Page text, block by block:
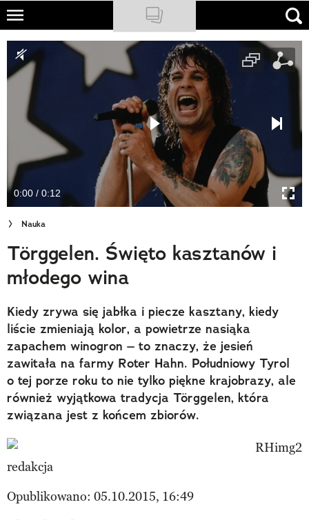
Skip
main
content
NATIONAL GEOGRAPHIC
TRAVELER
PODCASTY
Newsletter
Cuda Polski
Wielki Konkurs Fotograficzny
Trendbook Podróżniczy
Polecane
0:00 / 0:12
Nauka
Törggelen. Święto kasztanów i
młodego wina
​Kiedy zrywa się jabłka i piecze kasztany, kiedy
liście zmieniają kolor, a powietrze nasiąka
zapachem winogron – to znaczy, że jesień
zawitała na farmy Roter Hahn. Południowy Tyrol
o tej porze roku to nie tylko piękne krajobrazy, ale
również wyjątkowa tradycja Törggelen, która
związana jest z końcem zbiorów.
redakcja
Opublikowano: 05.10.2015, 16:49